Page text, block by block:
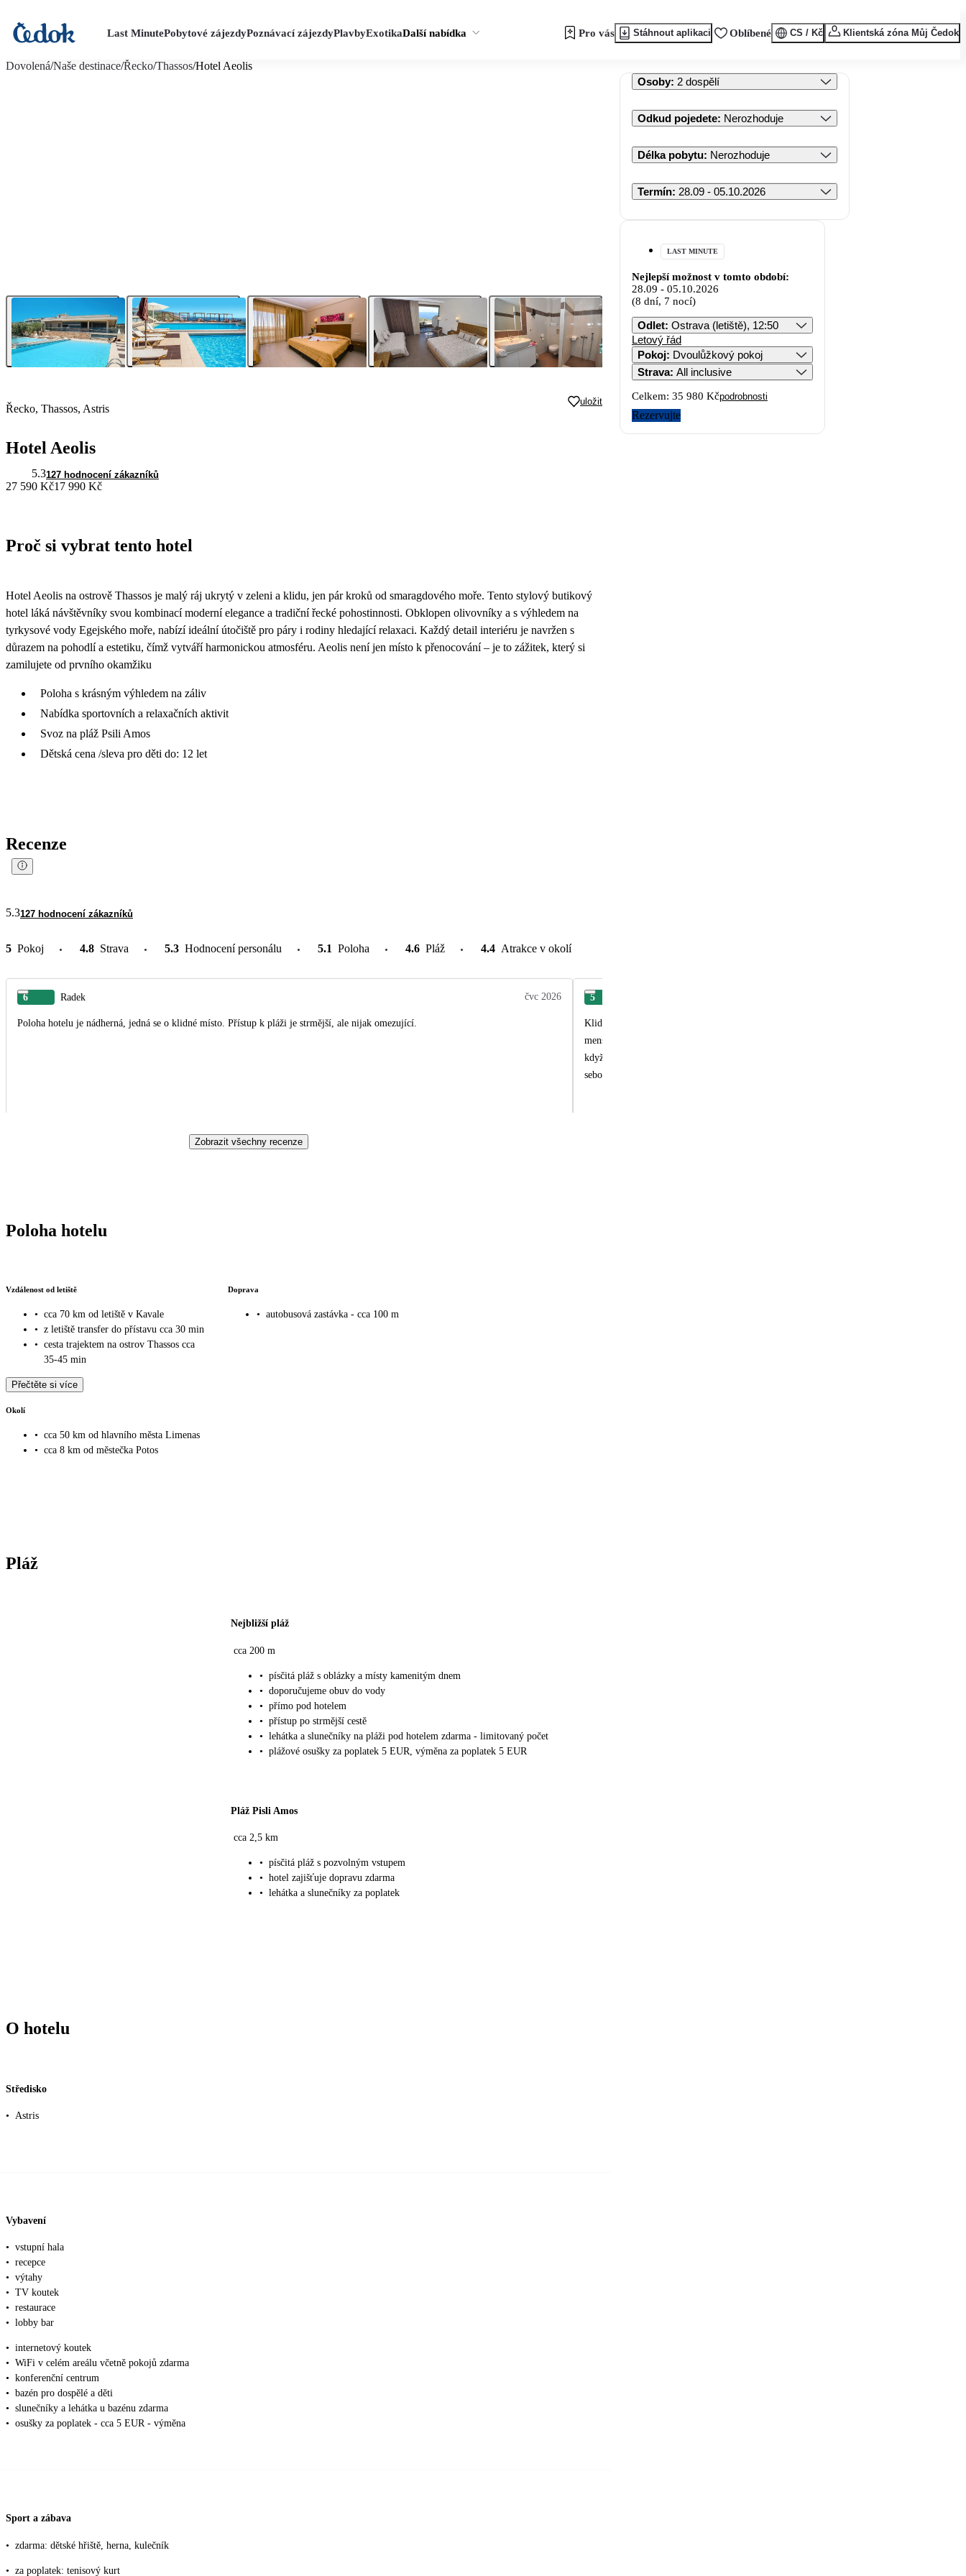
Last MinutePobytové zájezdyPoznávací zájezdyPlavbyExotikaDalší nabídka Pro vás Stáhnout aplikaci Oblíbené CS / Kč Klientská zóna Můj Čedok
Dovolená/Naše destinace/Řecko/Thassos/Hotel Aeolis
Řecko, Thassos, Astris
uložit
Hotel Aeolis
5.3127 hodnocení zákazníků
27 590 Kč17 990 Kč
Proč si vybrat tento hotel
Hotel Aeolis na ostrově Thassos je malý ráj ukrytý v zeleni a klidu, jen pár kroků od smaragdového moře. Tento stylový butikový
hotel láká návštěvníky svou kombinací moderní elegance a tradiční řecké pohostinnosti. Obklopen olivovníky a s výhledem na
tyrkysové vody Egejského moře, nabízí ideální útočiště pro páry i rodiny hledající relaxaci. Každý detail interiéru je navržen s
důrazem na pohodlí a estetiku, čímž vytváří harmonickou atmosféru. Aeolis není jen místo k přenocování – je to zážitek, který si
zamilujete od prvního okamžiku
Poloha s krásným výhledem na záliv
Nabídka sportovních a relaxačních aktivit
Svoz na pláž Psili Amos
Dětská cena /sleva pro děti do: 12 let
Recenze
5.3127 hodnocení zákazníků
5 Pokoj 4.8 Strava 5.3 Hodnocení personálu 5.1 Poloha 4.6 Pláž 4.4 Atrakce v okolí
6 Radek čvc 2026
Poloha hotelu je nádherná, jedná se o klidné místo. Přístup k pláži je strmější, ale nijak omezující.
5
Klidné místo, opravdu moc pěkné moře, kvalitní služby, usměvavý personál, čistý pokoj,
menší, zato kvalitnější výběr jídla), zákusky na jedničku, drinky skvělé. Půjčit auto a
když transfer na hotel je delší. Zájezd kupován již na podzim, letěli jsme v červenci a za tu
sebou vybavení proti komárům, opravdu je jich zde hodně a sajou ty potvory pěkně.
Zobrazit všechny recenze
Poloha hotelu
Vzdálenost od letiště
• cca 70 km od letiště v Kavale
• z letiště transfer do přístavu cca 30 min
• cesta trajektem na ostrov Thassos cca
35-45 min
Přečtěte si více
Doprava
• autobusová zastávka - cca 100 m
Okolí
• cca 50 km od hlavního města Limenas
• cca 8 km od městečka Potos
Pláž
Nejbližší pláž
cca 200 m
• písčitá pláž s oblázky a místy kamenitým dnem
• doporučujeme obuv do vody
• přímo pod hotelem
• přístup po strmější cestě
• lehátka a slunečníky na pláži pod hotelem zdarma - limitovaný počet
• plážové osušky za poplatek 5 EUR, výměna za poplatek 5 EUR
Pláž Pisli Amos
cca 2,5 km
• písčitá pláž s pozvolným vstupem
• hotel zajišťuje dopravu zdarma
• lehátka a slunečníky za poplatek
O hotelu
Středisko
• Astris
Vybavení
• vstupní hala
• recepce
• výtahy
• TV koutek
• restaurace
• lobby bar
• internetový koutek
• WiFi v celém areálu včetně pokojů zdarma
• konferenční centrum
• bazén pro dospělé a děti
• slunečníky a lehátka u bazénu zdarma
• osušky za poplatek - cca 5 EUR - výměna
Sport a zábava
• zdarma: dětské hřiště, herna, kulečník
• za poplatek: tenisový kurt
Osoby: 2 dospělí
Odkud pojedete: Nerozhoduje
Délka pobytu: Nerozhoduje
Termín: 28.09 - 05.10.2026
LAST MINUTE
Nejlepší možnost v tomto období:
28.09 - 05.10.2026
(8 dní, 7 nocí)
Odlet: Ostrava (letiště), 12:50
Letový řád
Pokoj: Dvoulůžkový pokoj
Strava: All inclusive
Celkem: 35 980 Kčpodrobnosti
Rezervujte